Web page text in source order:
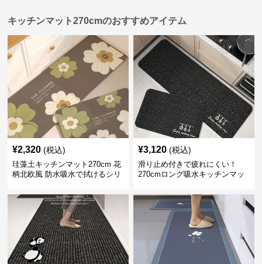
キッチンマット270cmのおすすめアイテム
¥2,320 (税込)
珪藻土キッチンマット270cm 花
柄北欧風 防水吸水で拭けるシリ
¥3,120 (税込)
滑り止め付きで疲れにくい！
270cmロング吸水キッチンマッ